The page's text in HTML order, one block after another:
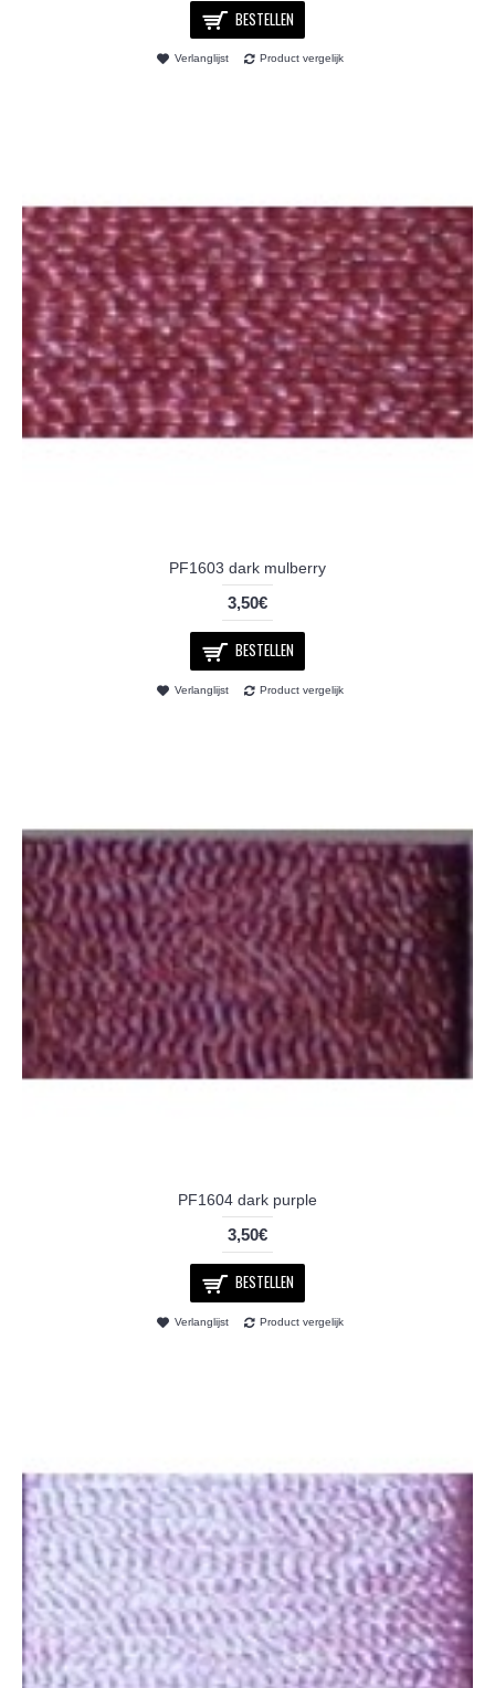
BESTELLEN
Verlanglijst Product vergelijk
PF1603 dark mulberry
3,50€
BESTELLEN
Verlanglijst Product vergelijk
PF1604 dark purple
3,50€
BESTELLEN
Verlanglijst Product vergelijk